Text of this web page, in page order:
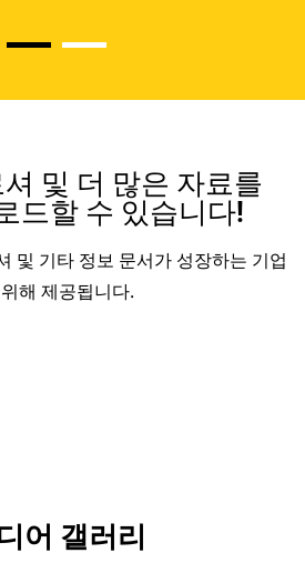
및 더 많은 자료를
드할 수 있습니다!
및 기타 정보 문서가 성장하는 기업
해 제공됩니다.
어 갤러리